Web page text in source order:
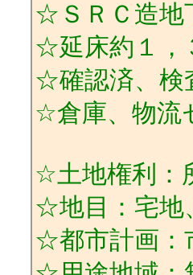
☆ＳＲＣ造地
☆延床約１，
☆確認済、検
☆倉庫、物流
☆土地権利：
☆地目：宅地
☆都市計画：